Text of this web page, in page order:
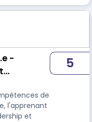
-
de
l'apprenant
et
5